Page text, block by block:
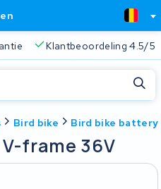
Klantbeoordeling 4.5/5
Bird bike Bird bike battery
frame 36V
Sluiten
om te zoeken